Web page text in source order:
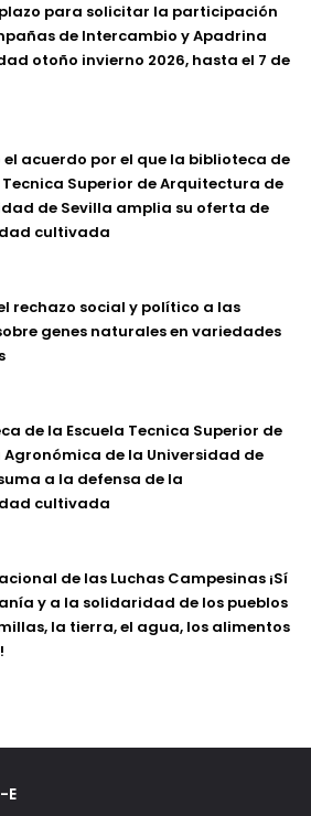
para solicitar la participación
de Intercambio y Apadrina
otoño invierno 2026, hasta el 7 de
el acuerdo por el que la biblioteca de
Tecnica Superior de Arquitectura de
de Sevilla amplia su oferta de
cultivada
rechazo social y político a las
genes naturales en variedades
de la Escuela Tecnica Superior de
de la Universidad de
a la defensa de la
cultivada
de las Luchas Campesinas ¡Sí
y a la solidaridad de los pueblos
la tierra, el agua, los alimentos
E